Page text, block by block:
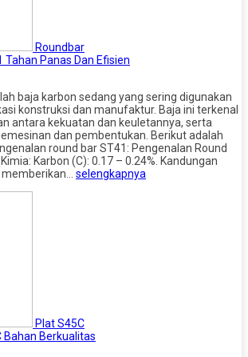
Roundbar
Tahan Panas Dan Efisien
baja karbon sedang yang sering digunakan
konstruksi dan manufaktur. Baja ini terkenal
antara kekuatan dan keuletannya, serta
dan pembentukan. Berikut adalah
round bar ST41: Pengenalan Round
Karbon (C): 0.17 – 0.24%. Kandungan
selengkapnya
Plat S45C
Bahan Berkualitas